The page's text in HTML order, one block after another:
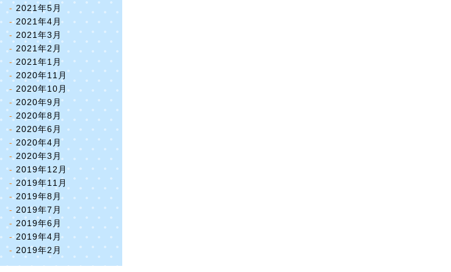
2021年5月
2021年4月
2021年3月
2021年2月
2021年1月
2020年11月
2020年10月
2020年9月
2020年8月
2020年6月
2020年4月
2020年3月
2019年12月
2019年11月
2019年8月
2019年7月
2019年6月
2019年4月
2019年2月